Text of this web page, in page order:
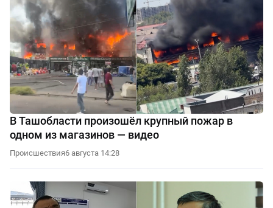
В Ташобласти произошёл крупный пожар в
одном из магазинов — видео
Происшествия6 августа 14:28